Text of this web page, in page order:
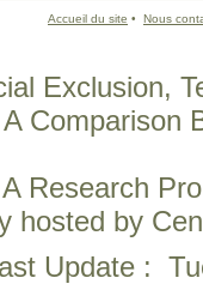
Accueil du site • Nous
Exclusion,
A Comparison
A Research
hosted by
Update :